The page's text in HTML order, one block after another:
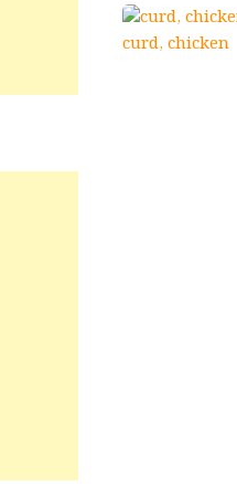
curd, chicken